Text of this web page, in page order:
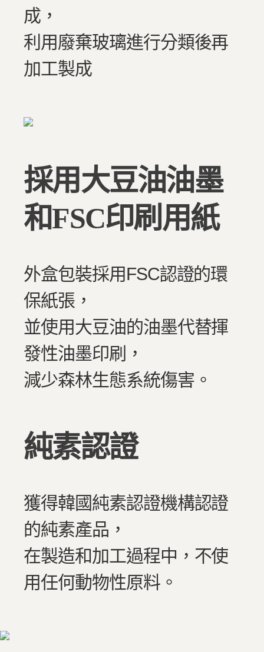
成，
利用廢棄玻璃進行分類後再
加工製成
採用大豆油油墨
和FSC印刷用紙
外盒包裝採用FSC認證的環
保紙張，
並使用大豆油的油墨代替揮
發性油墨印刷，
減少森林生態系統傷害。
純素認證
獲得韓國純素認證機構認證
的純素產品，
在製造和加工過程中，不使
用任何動物性原料。